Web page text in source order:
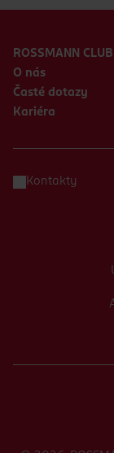
ROSSMANN
O nás
Časté dotazy
Kariéra
Kontakty